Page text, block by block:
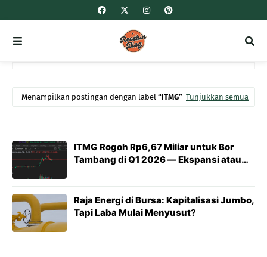
Menampilkan postingan dengan label ITMG Tunjukkan semua
ITMG Rogoh Rp6,67 Miliar untuk Bor
Tambang di Q1 2026 — Ekspansi atau
Raja Energi di Bursa: Kapitalisasi Jumbo,
Tapi Laba Mulai Menyusut?